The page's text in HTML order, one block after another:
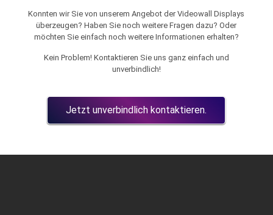
Konnten wir Sie von unserem Angebot der Videowall Displays
überzeugen? Haben Sie noch weitere Fragen dazu? Oder
möchten Sie einfach noch weitere Informationen erhalten?
Kein Problem! Kontaktieren Sie uns ganz einfach und
unverbindlich!
Jetzt unverbindlich kontaktieren.